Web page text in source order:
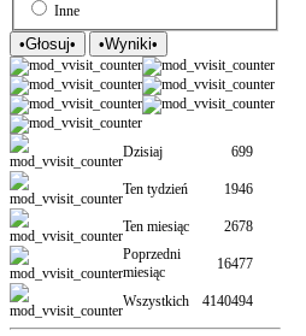
Inne
Dzisiaj 699
Ten tydzień 1946
Ten miesiąc
2678
Poprzedni
miesiąc
16477
Wszystkich 4140494